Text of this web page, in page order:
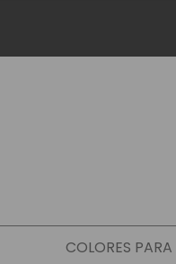
COLORES PARA